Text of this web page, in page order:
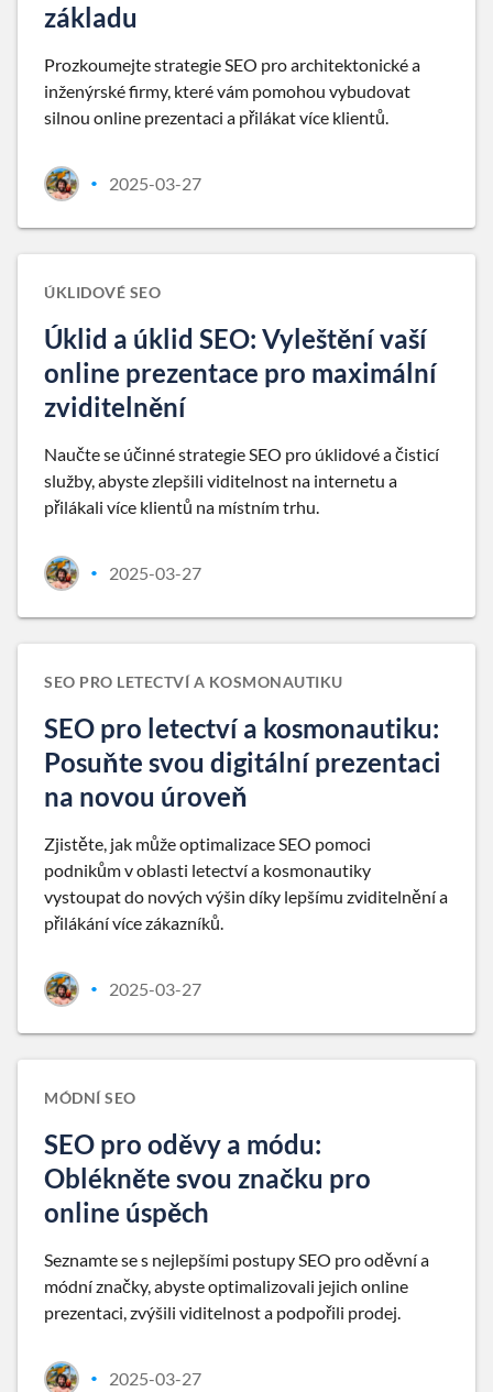
základu
Prozkoumejte strategie SEO pro architektonické a
inženýrské firmy, které vám pomohou vybudovat
silnou online prezentaci a přilákat více klientů.
• 2025-03-27
ÚKLIDOVÉ SEO
Úklid a úklid SEO: Vyleštění vaší
online prezentace pro maximální
zviditelnění
Naučte se účinné strategie SEO pro úklidové a čisticí
služby, abyste zlepšili viditelnost na internetu a
přilákali více klientů na místním trhu.
• 2025-03-27
SEO PRO LETECTVÍ A KOSMONAUTIKU
SEO pro letectví a kosmonautiku:
Posuňte svou digitální prezentaci
na novou úroveň
Zjistěte, jak může optimalizace SEO pomoci
podnikům v oblasti letectví a kosmonautiky
vystoupat do nových výšin díky lepšímu zviditelnění a
přilákání více zákazníků.
• 2025-03-27
MÓDNÍ SEO
SEO pro oděvy a módu:
Oblékněte svou značku pro
online úspěch
Seznamte se s nejlepšími postupy SEO pro oděvní a
módní značky, abyste optimalizovali jejich online
prezentaci, zvýšili viditelnost a podpořili prodej.
• 2025-03-27